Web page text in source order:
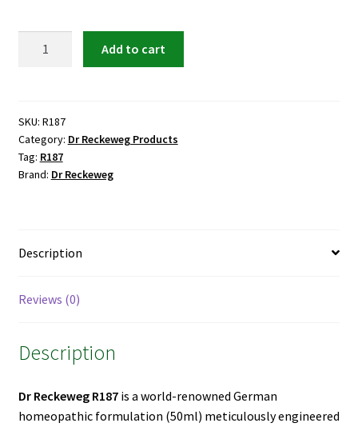
Headache
Drops
quantity
Add to cart
SKU: R187
Category: Dr Reckeweg Products
Tag: R187
Brand: Dr Reckeweg
Description
Reviews (0)
Description
Dr Reckeweg R187is a world-renowned German
homeopathic formulation (50ml) meticulously engineered